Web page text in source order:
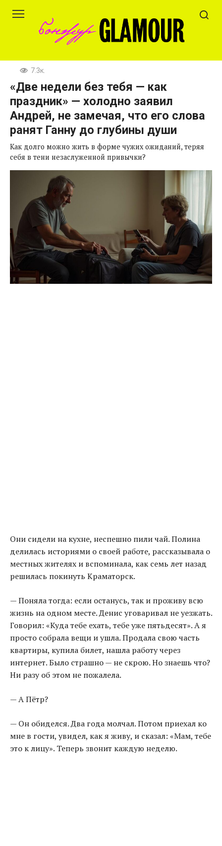
7.3к.
«Две недели без тебя — как
праздник» — холодно заявил
Андрей, не замечая, что его слова
ранят Ганну до глубины души
Как долго можно жить в форме чужих ожиданий, теряя
себя в тени незаслуженной привычки?
Они сидели на кухне, неспешно пили чай. Полина
делилась историями о своей работе, рассказывала о
местных жителях и вспоминала, как семь лет назад
решилась покинуть Краматорск.
— Поняла тогда: если останусь, так и проживу всю
жизнь на одном месте. Денис уговаривал не уезжать.
Говорил: «Куда тебе ехать, тебе уже пятьдесят». А я
просто собрала вещи и ушла. Продала свою часть
квартиры, купила билет, нашла работу через
интернет. Было страшно — не скрою. Но знаешь что?
Ни разу об этом не пожалела.
— А Пётр?
— Он обиделся. Два года молчал. Потом приехал ко
мне в гости, увидел, как я живу, и сказал: «Мам, тебе
это к лицу». Теперь звонит каждую неделю.